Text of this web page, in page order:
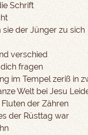
Schrift
der Jünger zu sich
verschied
fragen
im Tempel zeriß in
Welt bei Jesu
der Zähren
der Rüsttag war